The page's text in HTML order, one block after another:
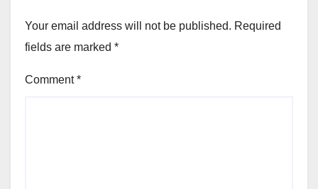
Your email address will not be published. Required
fields are marked *
Comment*